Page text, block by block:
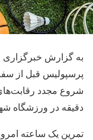
به گزارش خبرگزاری
پرسپولیس قبل از
دقیقه در ورزشگاه
تمرین یک ساعته